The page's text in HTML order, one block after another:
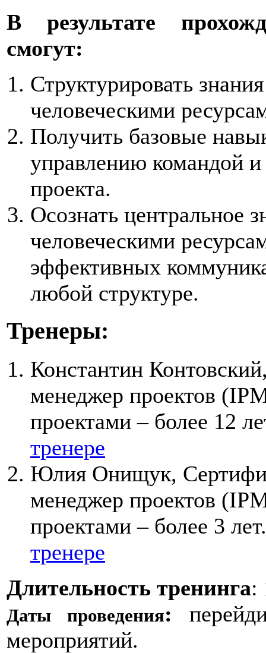
В результате
смогут:
Структурировать
человеческими
Получить базовые
управлению командой
проекта.
Осознать центральное
человеческими
эффективных
любой структуре.
Тренеры:
Константин
менеджер проектов
проектами – более 12
тренере
Юлия Онищук,
менеджер проектов
проектами – более 3
тренере
Длительность тренинга:
Даты проведения:
мероприятий.